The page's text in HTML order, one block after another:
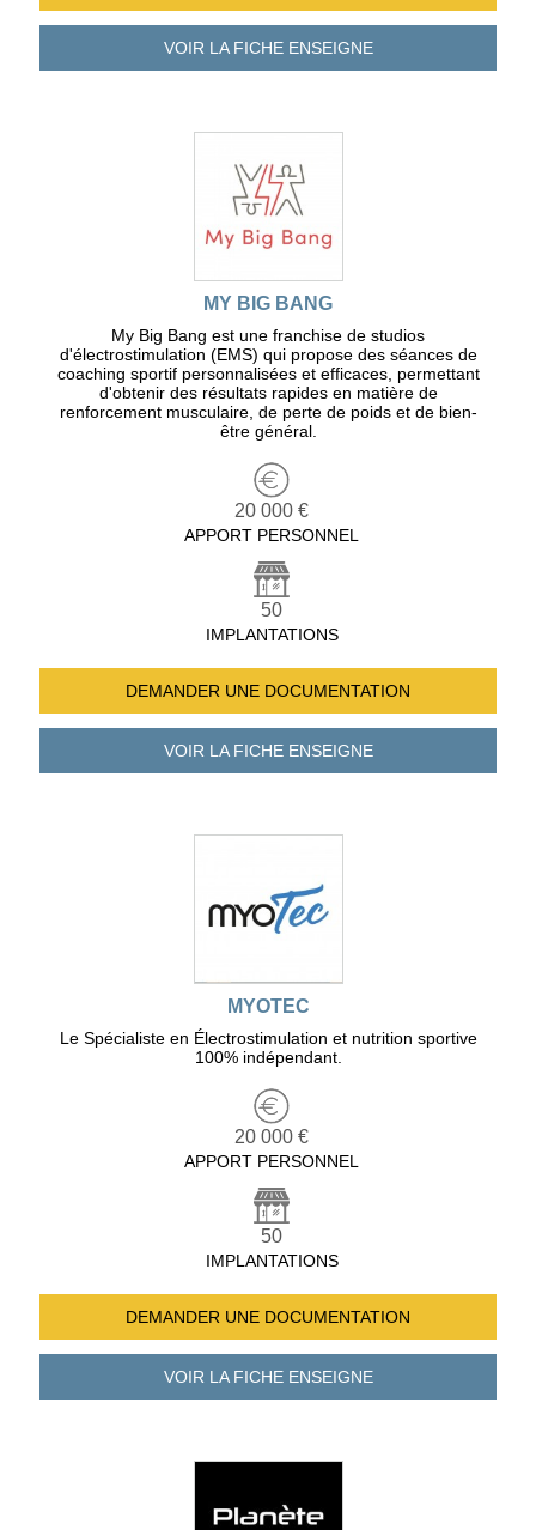
VOIR LA FICHEENSEIGNE
MY BIG BANG
My Big Bang est une franchise de studios
d'électrostimulation (EMS) qui propose des séances de
coaching sportif personnalisées et efficaces, permettant
d'obtenir des résultats rapides en matière de
renforcement musculaire, de perte de poids et de bien-
être général.
20 000 €
APPORT PERSONNEL
50
IMPLANTATIONS
DEMANDER UNE DOCUMENTATION
VOIR LA FICHEENSEIGNE
MYOTEC
Le Spécialiste en Électrostimulation et nutrition sportive
100% indépendant.
20 000 €
APPORT PERSONNEL
50
IMPLANTATIONS
DEMANDER UNE DOCUMENTATION
VOIR LA FICHEENSEIGNE